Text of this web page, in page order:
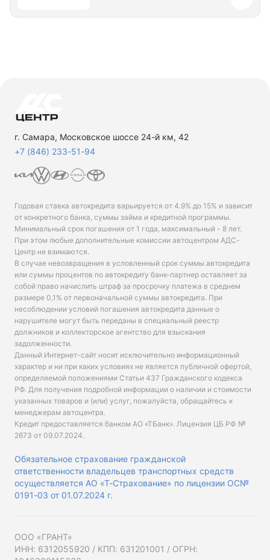
г. Самара, Московское шоссе 24-й км, 42
+7 (846) 233-51-94
Годовая ставка автокредита варьируется от 4.9% до 15% и зависит
от конкретного банка, суммы займа и кредитной программы.
Минимальный срок погашения от 1 года, максимальный - 8 лет.
При этом любые дополнительные комиссии автоцентром АДС-
Центр не взимаются.
В случае невозвращения в условленный срок суммы автокредита
или суммы процентов по автокредиту банк-партнер оставляет за
собой право начислить штраф за просрочку платежа в среднем
размере 0,1% от первоначальной суммы автокредита. При
несоблюдении условий погашения автокредита данные о
нарушителе могут быть переданы в специальный реестр
должников и коллекторское агентство для взыскания
задолженности.
Данный Интернет-сайт носит исключительно информационный
характер и ни при каких условиях не является публичной офертой,
определяемой положениями Статьи 437 Гражданского кодекса
РФ. Для получения подробной информации о наличии и стоимости
указанных товаров и (или) услуг, пожалуйста, обращайтесь к
менеджерам автоцентра.
Кредит предоставляется банком АО «ТБанк». Лицензия ЦБ РФ №
2673 от 09.07.2024.
Обязательное страхование гражданской
ответственности владельцев транспортных средств
осуществляется АО «Т-Страхование» по лицензии ОС№
0191-03 от 01.07.2024 г.
ООО «ГРАНТ»
ИНН: 6312055920 / КПП: 631201001 / ОГРН: